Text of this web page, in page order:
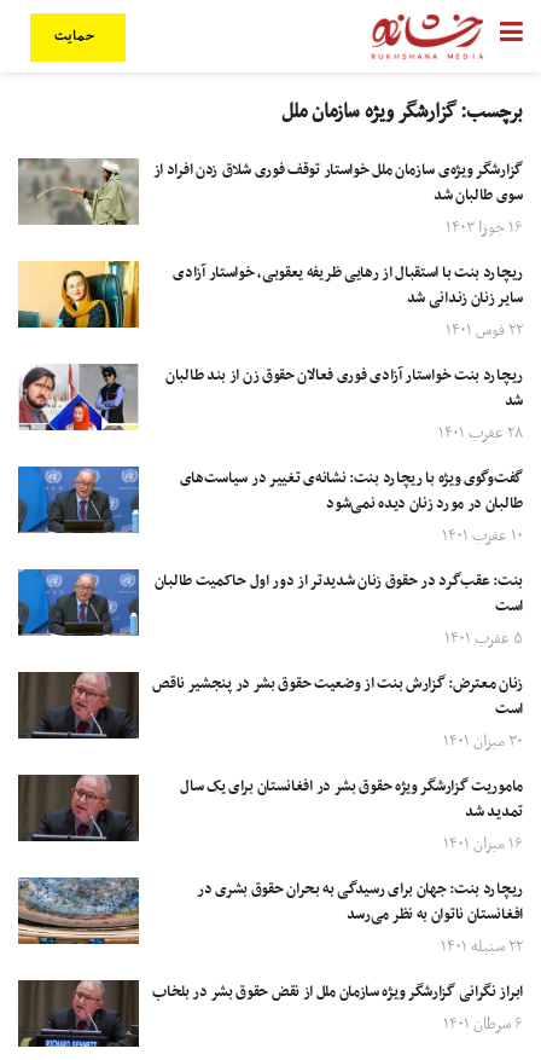
حمایت
برچسب:گزارشگر ویژه سازمان ملل
گزارشگر ویژه‌ی سازمان ملل خواستار توقف فوری شلاق زدن افراد از
سوی طالبان شد
۱۶ جوزا ۱۴۰۳
ریچارد بنت با استقبال از رهایی ظریفه یعقوبی، خواستار آزادی
سایر زنان زندانی شد
۲۲ قوس ۱۴۰۱
ریچارد بنت خواستار آزادی فوری فعالان حقوق زن از بند طالبان
شد
۲۸ عقرب ۱۴۰۱
گفت‌وگوی ویژه با ریچارد بنت: نشانه‌ی تغییر در سیاست‌های
طالبان در مورد زنان دیده نمی‌شود
۱۰ عقرب ۱۴۰۱
بنت: عقب‌گرد در حقوق زنان شدیدتر از دور اول حاکمیت طالبان
است
۵ عقرب ۱۴۰۱
زنان معترض: گزارش بنت از وضعیت حقوق بشر در پنجشیر ناقص
است
۳۰ میزان ۱۴۰۱
ماموریت گزارشگر ویژه حقوق بشر در افغانستان برای یک سال
تمدید شد
۱۶ میزان ۱۴۰۱
ریچارد بنت: جهان برای رسیدگی به بحران حقوق بشری در
افغانستان ناتوان به نظر می‌رسد
۲۲ سنبله ۱۴۰۱
ابراز نگرانی گزارشگر ویژه سازمان ملل از نقض حقوق بشر در بلخاب
۶ سرطان ۱۴۰۱